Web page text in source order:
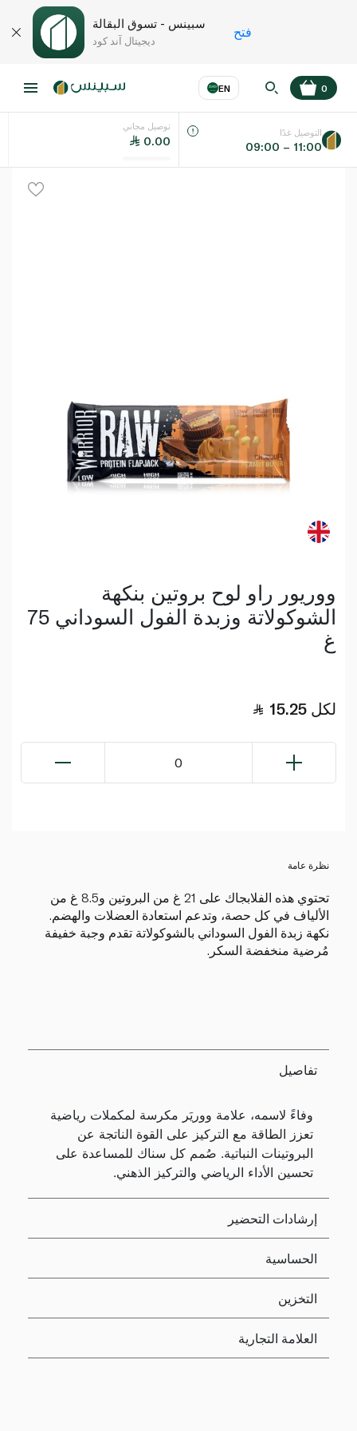
سبينس - تسوق البقالة
ديجيتال آند كود
فتح
EN
اللغة عر
0
توصيل مجاني
0.00
التوصيل غدًا
09:00 – 11:00
ووريور راو لوح بروتين بنكهة
الشوكولاتة وزبدة الفول السوداني 75
غ
15.25 لكل
0
نظرة عامة
تحتوي هذه الفلابجاك على 21 غ من البروتين و8.5 غ من
الألياف في كل حصة، وتدعم استعادة العضلات والهضم.
نكهة زبدة الفول السوداني بالشوكولاتة تقدم وجبة خفيفة
مُرضية منخفضة السكر.
تفاصيل
وفاءً لاسمه، علامة ووريَر مكرسة لمكملات رياضية
تعزز الطاقة مع التركيز على القوة الناتجة عن
البروتينات النباتية. صُمم كل سناك للمساعدة على
تحسين الأداء الرياضي والتركيز الذهني.
إرشادات التحضير
الحساسية
التخزين
العلامة التجارية